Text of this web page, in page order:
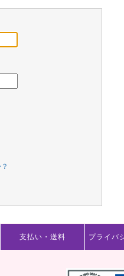
支払い・送料 プライバ